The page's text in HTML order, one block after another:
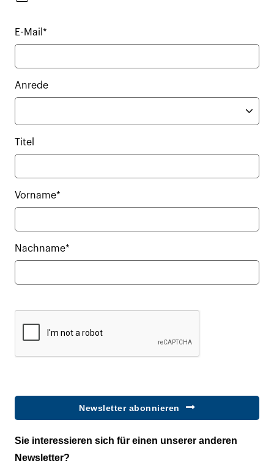
E-Mail*
Anrede
Titel
Vorname*
Nachname*
Newsletter abonnieren
Sie interessieren sich für einen unserer anderen
Newsletter?